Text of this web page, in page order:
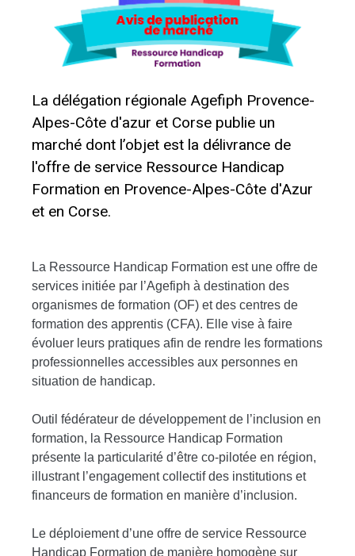
La délégation régionale Agefiph Provence-
Alpes-Côte d'azur et Corse publie un
marché dont l’objet est la délivrance de
l'offre de service Ressource Handicap
Formation en Provence-Alpes-Côte d'Azur
et en Corse.
La Ressource Handicap Formation est une offre de
services initiée par l’Agefiph à destination des
organismes de formation (OF) et des centres de
formation des apprentis (CFA). Elle vise à faire
évoluer leurs pratiques afin de rendre les formations
professionnelles accessibles aux personnes en
situation de handicap.
Outil fédérateur de développement de l’inclusion en
formation, la Ressource Handicap Formation
présente la particularité d’être co-pilotée en région,
illustrant l’engagement collectif des institutions et
financeurs de formation en manière d’inclusion.
Le déploiement d’une offre de service Ressource
Handicap Formation de manière homogène sur